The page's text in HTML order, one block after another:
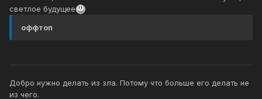
светлое будущее
оффтоп
Добро нужно делать из зла. Потому что больше его делать не
из чего.